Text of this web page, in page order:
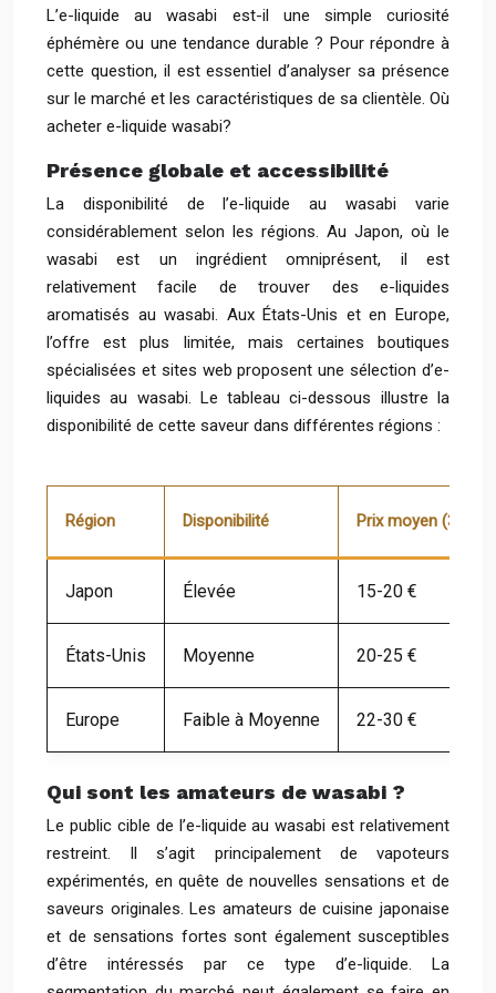
L’e-liquide au wasabi est-il une simple curiosité
éphémère ou une tendance durable ? Pour répondre à
cette question, il est essentiel d’analyser sa présence
sur le marché et les caractéristiques de sa clientèle. Où
acheter e-liquide wasabi?
Présence globale et accessibilité
La disponibilité de l’e-liquide au wasabi varie
considérablement selon les régions. Au Japon, où le
wasabi est un ingrédient omniprésent, il est
relativement facile de trouver des e-liquides
aromatisés au wasabi. Aux États-Unis et en Europe,
l’offre est plus limitée, mais certaines boutiques
spécialisées et sites web proposent une sélection d’e-
liquides au wasabi. Le tableau ci-dessous illustre la
disponibilité de cette saveur dans différentes régions :
Région Disponibilité Prix moyen (30ml)
Japon Élevée 15-20 €
États-Unis Moyenne 20-25 €
Europe Faible à Moyenne 22-30 €
Qui sont les amateurs de wasabi ?
Le public cible de l’e-liquide au wasabi est relativement
restreint. Il s’agit principalement de vapoteurs
expérimentés, en quête de nouvelles sensations et de
saveurs originales. Les amateurs de cuisine japonaise
et de sensations fortes sont également susceptibles
d’être intéressés par ce type d’e-liquide. La